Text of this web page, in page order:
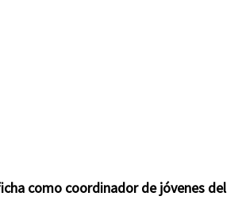
como coordinador de jóvenes del